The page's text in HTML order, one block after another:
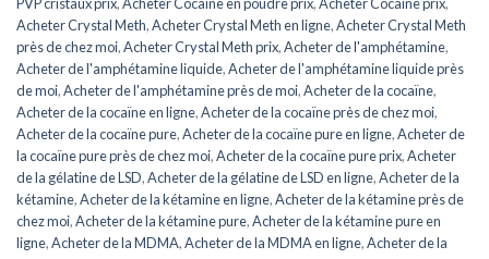
Acheter Crystal Meth,Acheter Crystal Meth en ligne,Acheter Crystal Meth
près de chez moi,Acheter Crystal Meth prix,Acheter de l'amphétamine,
Acheter de l'amphétamine liquide,Acheter de l'amphétamine liquide près
de moi,Acheter de l'amphétamine près de moi,Acheter de la cocaïne,
Acheter de la cocaïne en ligne,Acheter de la cocaïne près de chez moi,
Acheter de la cocaïne pure,Acheter de la cocaïne pure en ligne,Acheter de
la cocaïne pure près de chez moi,Acheter de la cocaïne pure prix,Acheter
de la gélatine de LSD,Acheter de la gélatine de LSD en ligne,Acheter de la
kétamine,Acheter de la kétamine en ligne,Acheter de la kétamine près de
chez moi,Acheter de la kétamine pure,Acheter de la kétamine pure en
ligne,Acheter de la MDMA,Acheter de la MDMA en ligne,Acheter de la